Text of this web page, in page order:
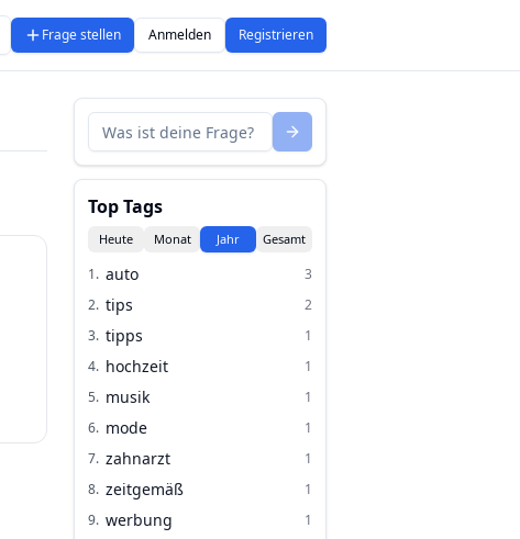
Frage stellen Anmelden Registrieren
Top Tags
Heute Monat Jahr Gesamt
1. auto
3
2. tips
2
3. tipps
1
4. hochzeit
1
5. musik
1
6. mode
1
7. zahnarzt
1
8. zeitgemäß
1
9. werbung
1